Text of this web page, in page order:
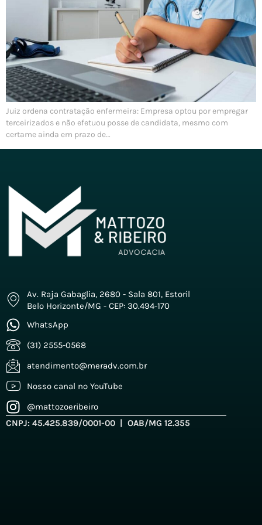
Juiz ordena contratação enfermeira: Empresa optou por empregar
terceirizados e não efetuou posse de candidata, mesmo com
certame ainda em prazo de…
Av. Raja Gabaglia, 2680 - Sala 801, Estoril
Belo Horizonte/MG - CEP: 30.494-170
WhatsApp
(31) 2555-0568
atendimento@meradv.com.br
Nosso canal no YouTube
@mattozoeribeiro
CNPJ: 45.425.839/0001-00 | OAB/MG 12.355